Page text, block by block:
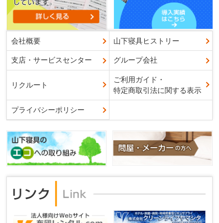
会社概要 山下寝具ヒストリー
支店・サービスセンター グループ会社
リクルート
ご利用ガイド・
特定商取引法に関する表示
プライバシーポリシー